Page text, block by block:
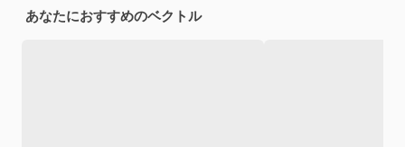
あなたにおすすめのベクトル